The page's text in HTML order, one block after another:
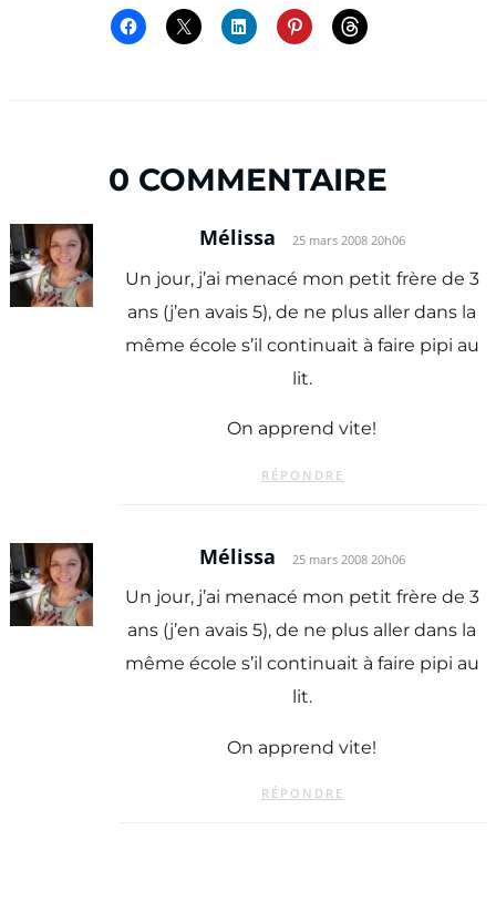
0 COMMENTAIRE
Mélissa 25 mars 2008 20h06
Un jour, j’ai menacé mon petit frère de 3
ans (j’en avais 5), de ne plus aller dans la
même école s’il continuait à faire pipi au
lit.
On apprend vite!
RÉPONDRE
Mélissa 25 mars 2008 20h06
Un jour, j’ai menacé mon petit frère de 3
ans (j’en avais 5), de ne plus aller dans la
même école s’il continuait à faire pipi au
lit.
On apprend vite!
RÉPONDRE